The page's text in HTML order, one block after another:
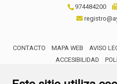
974484200
CONTACTO MAPA WEB AVISO
ACCESIBILIDAD